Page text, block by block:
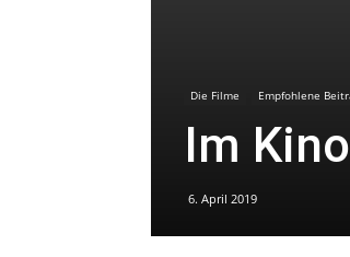
Die Filme Empfohlene
Im
6. April 2019